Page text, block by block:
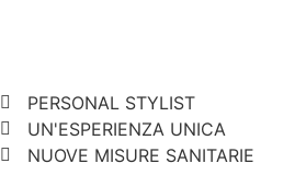
PERSONAL STYLIST
UN'ESPERIENZA UNICA
NUOVE MISURE SANITARIE